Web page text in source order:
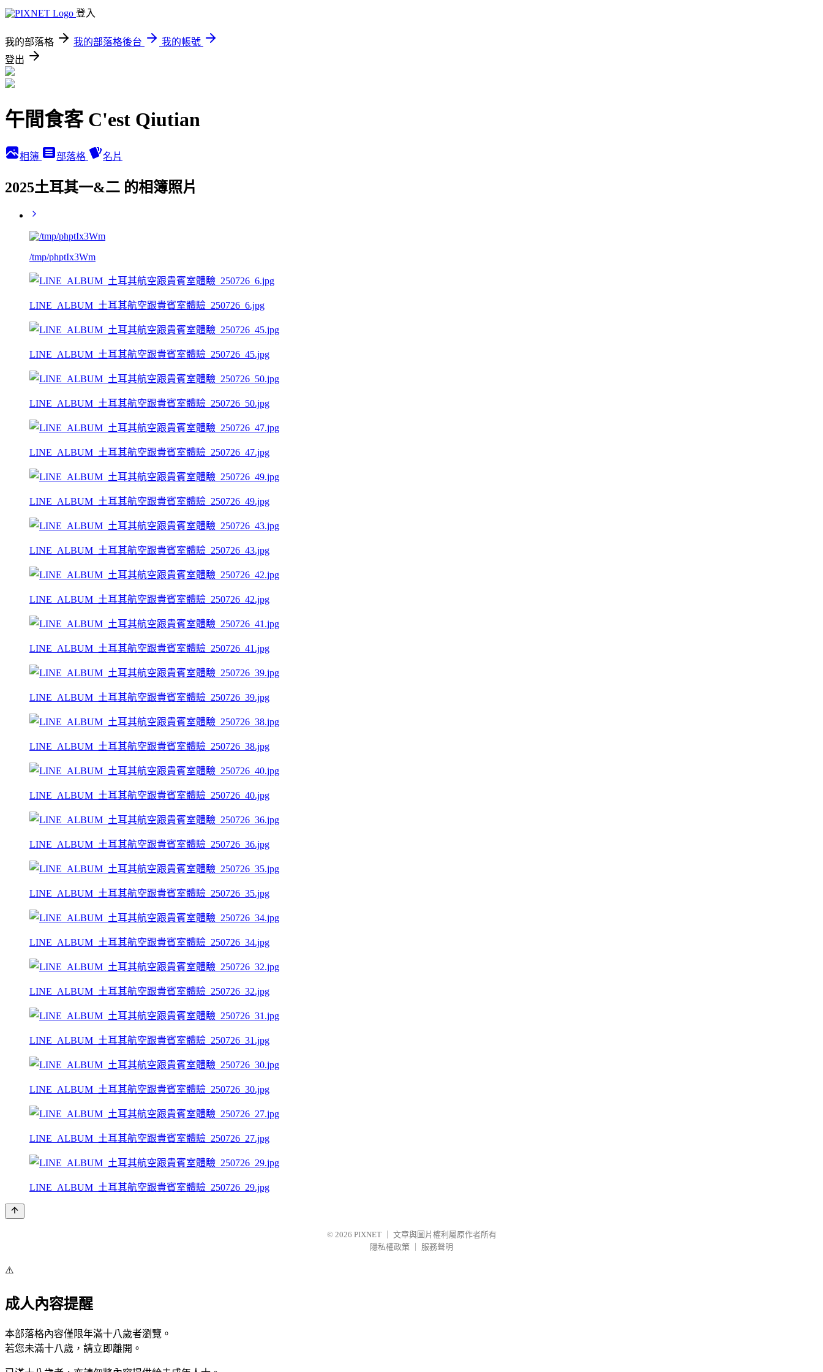
登入
我的部落格 我的部落格後台
我的帳號
登出
午間食客 C'est Qiutian
相簿 部落格 名片
2025土耳其一&二 的相簿照片
/tmp/phptIx3Wm
LINE_ALBUM_土耳其航空跟貴賓室體驗_250726_6.jpg
LINE_ALBUM_土耳其航空跟貴賓室體驗_250726_45.jpg
LINE_ALBUM_土耳其航空跟貴賓室體驗_250726_50.jpg
LINE_ALBUM_土耳其航空跟貴賓室體驗_250726_47.jpg
LINE_ALBUM_土耳其航空跟貴賓室體驗_250726_49.jpg
LINE_ALBUM_土耳其航空跟貴賓室體驗_250726_43.jpg
LINE_ALBUM_土耳其航空跟貴賓室體驗_250726_42.jpg
LINE_ALBUM_土耳其航空跟貴賓室體驗_250726_41.jpg
LINE_ALBUM_土耳其航空跟貴賓室體驗_250726_39.jpg
LINE_ALBUM_土耳其航空跟貴賓室體驗_250726_38.jpg
LINE_ALBUM_土耳其航空跟貴賓室體驗_250726_40.jpg
LINE_ALBUM_土耳其航空跟貴賓室體驗_250726_36.jpg
LINE_ALBUM_土耳其航空跟貴賓室體驗_250726_35.jpg
LINE_ALBUM_土耳其航空跟貴賓室體驗_250726_34.jpg
LINE_ALBUM_土耳其航空跟貴賓室體驗_250726_32.jpg
LINE_ALBUM_土耳其航空跟貴賓室體驗_250726_31.jpg
LINE_ALBUM_土耳其航空跟貴賓室體驗_250726_30.jpg
LINE_ALBUM_土耳其航空跟貴賓室體驗_250726_27.jpg
LINE_ALBUM_土耳其航空跟貴賓室體驗_250726_29.jpg
© 2026 PIXNET
文章與圖片權利屬原作者所有
隱私權政策
服務聲明
⚠️
成人內容提醒
本部落格內容僅限年滿十八歲者瀏覽。
若您未滿十八歲，請立即離開。